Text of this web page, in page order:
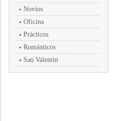
Novios
Oficina
Prácticos
Románticos
San Valentín